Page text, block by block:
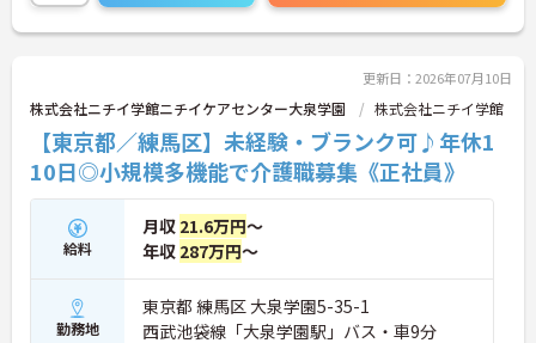
また、全国展開の強固な基盤があるため、現場の介
護職からスタートし、将来的にはリーダー、サービ
ステップアップが明確に描けます。階層別の研修制
度も完備されており、役職に就いた後も継続的なフ
ォローアップを受けられます。ご自身の専門性を高
めながら、安定した高待遇でキャリアを築きたい方
にぜひ挑戦していただきたい職場です。
＜介護福祉士の資格・経験を最大限に評価する給与
体系＞
・国家資格に対する手厚い資格手当が支給され、ベ
ースアップを実現しやすいです
あり、モチベーションが収入に直結しやすいです
・大手法人ならではの賞与や、各種手当（時間帯
更新日：2026年07月10日
株式会社ニチイ学館ニチイケアセンター大泉学園 株式会社ニチイ学館
【東京都／練馬区】未経験・ブランク可♪年休1
10日◎小規模多機能で介護職募集《正社員》
給料
月収 21.6万円～
年収 287万円～
勤務地
東京都 練馬区 大泉学園5-35-1
西武池袋線「大泉学園駅」バス・車9分